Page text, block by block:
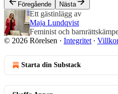
Föregående Nästa
Ett gästinlägg av
Maja Lundqvist
Feminist och
© 2026 Rörelsen · Integritet ∙
Starta din Substack